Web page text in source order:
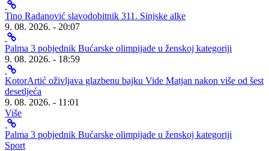
Tino Radanović slavodobitnik 311. Sinjske alke
9. 08. 2026. - 20:07
Palma 3 pobjednik Bućarske olimpijade u ženskoj kategoriji
9. 08. 2026. - 18:59
KotorArtić oživljava glazbenu bajku Vide Matjan nakon više od šest
desetljeća
9. 08. 2026. - 11:01
Više
Palma 3 pobjednik Bućarske olimpijade u ženskoj kategoriji
Sport